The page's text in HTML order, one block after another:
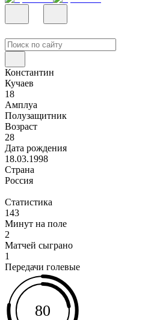
Константин
Кучаев
18
Амплуа
Полузащитник
Возраст
28
Дата рождения
18.03.1998
Страна
Россия
Статистика
143
Минут на поле
2
Матчей сыграно
1
Передачи голевые
80